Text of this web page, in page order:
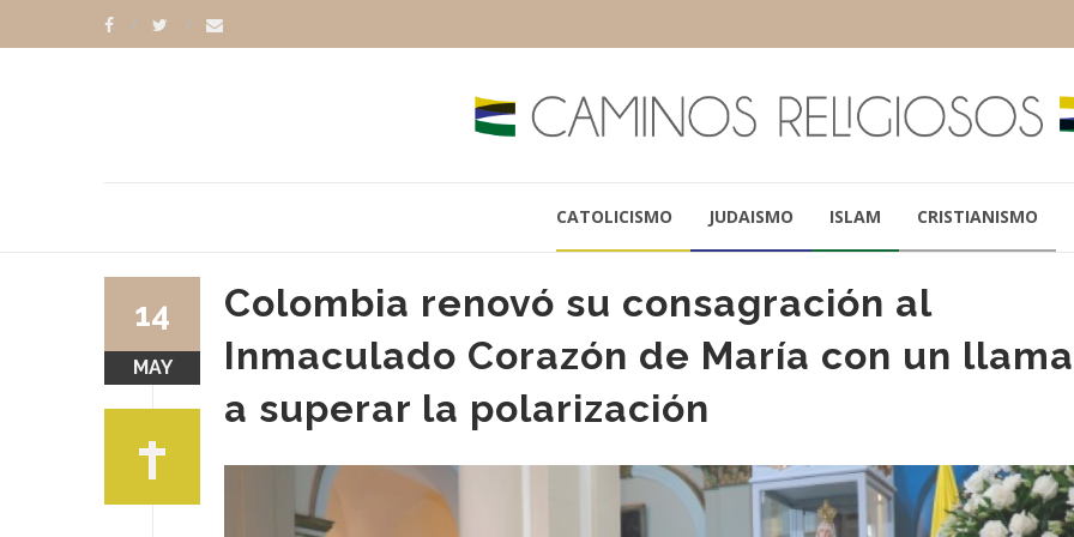
CATOLICISMO JUDAISMO ISLAM CRISTIANISMO
Colombia renovó su consagración al
Inmaculado Corazón de María con un
a superar la polarización
14
MAY